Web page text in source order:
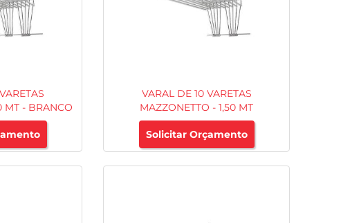
MT - BRANCO
VARAL DE 10 VARETAS
MAZZONETTO - 1,50 MT
Solicitar Orçamento